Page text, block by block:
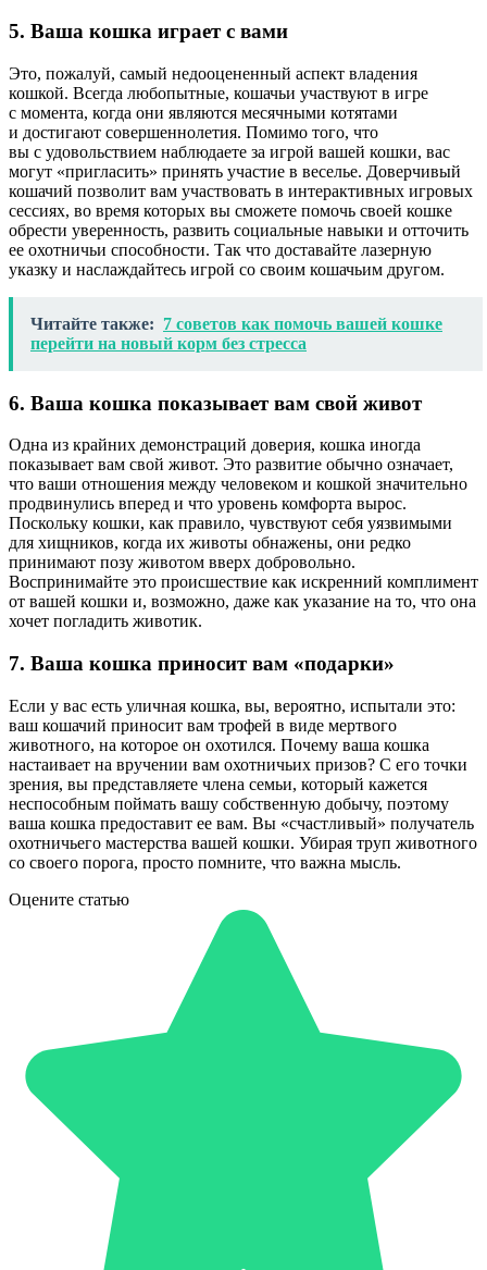
5. Ваша кошка играет с вами
Это, пожалуй, самый недооцененный аспект владения
кошкой. Всегда любопытные, кошачьи участвуют в игре
с момента, когда они являются месячными котятами
и достигают совершеннолетия. Помимо того, что
вы с удовольствием наблюдаете за игрой вашей кошки, вас
могут «пригласить» принять участие в веселье. Доверчивый
кошачий позволит вам участвовать в интерактивных игровых
сессиях, во время которых вы сможете помочь своей кошке
обрести уверенность, развить социальные навыки и отточить
ее охотничьи способности. Так что доставайте лазерную
указку и наслаждайтесь игрой со своим кошачьим другом.
Читайте также: 7 советов как помочь вашей кошке
перейти на новый корм без стресса
6. Ваша кошка показывает вам свой живот
Одна из крайних демонстраций доверия, кошка иногда
показывает вам свой живот. Это развитие обычно означает,
что ваши отношения между человеком и кошкой значительно
продвинулись вперед и что уровень комфорта вырос.
Поскольку кошки, как правило, чувствуют себя уязвимыми
для хищников, когда их животы обнажены, они редко
принимают позу животом вверх добровольно.
Воспринимайте это происшествие как искренний комплимент
от вашей кошки и, возможно, даже как указание на то, что она
хочет погладить животик.
7. Ваша кошка приносит вам «подарки»
Если у вас есть уличная кошка, вы, вероятно, испытали это:
ваш кошачий приносит вам трофей в виде мертвого
животного, на которое он охотился. Почему ваша кошка
настаивает на вручении вам охотничьих призов? С его точки
зрения, вы представляете члена семьи, который кажется
неспособным поймать вашу собственную добычу, поэтому
ваша кошка предоставит ее вам. Вы «счастливый» получатель
охотничьего мастерства вашей кошки. Убирая труп животного
со своего порога, просто помните, что важна мысль.
Оцените статью